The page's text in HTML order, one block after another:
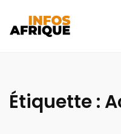
Étiquette :